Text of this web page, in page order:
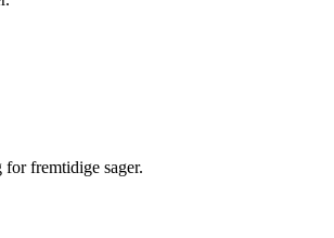
fremtidige sager.